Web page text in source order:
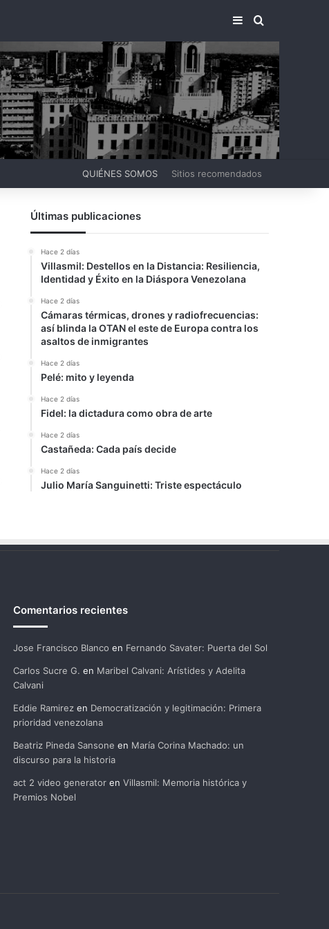
BARRA LATERAL
BUSCAR
QUIÉNES SOMOS Sitios recomendados
Últimas publicaciones
Hace 2 días
Villasmil: Destellos en la Distancia: Resiliencia,
Identidad y Éxito en la Diáspora Venezolana
Hace 2 días
Cámaras térmicas, drones y radiofrecuencias:
así blinda la OTAN el este de Europa contra los
asaltos de inmigrantes
Hace 2 días
Pelé: mito y leyenda
Hace 2 días
Fidel: la dictadura como obra de arte
Hace 2 días
Castañeda: Cada país decide
Hace 2 días
Julio María Sanguinetti: Triste espectáculo
Comentarios recientes
Jose Francisco Blanco en Fernando Savater: Puerta del Sol
Carlos Sucre G. en Maribel Calvani: Arístides y Adelita
Calvani
Eddie Ramirezen Democratización y legitimación: Primera
prioridad venezolana
Beatriz Pineda Sansone en María Corina Machado: un
discurso para la historia
act 2 video generatoren Villasmil: Memoria histórica y
Premios Nobel